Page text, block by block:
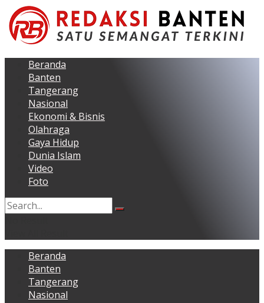
Beranda
Banten
Tangerang
Nasional
Ekonomi & Bisnis
Olahraga
Gaya Hidup
Dunia Islam
Video
Foto
Beranda
Banten
Tangerang
Nasional